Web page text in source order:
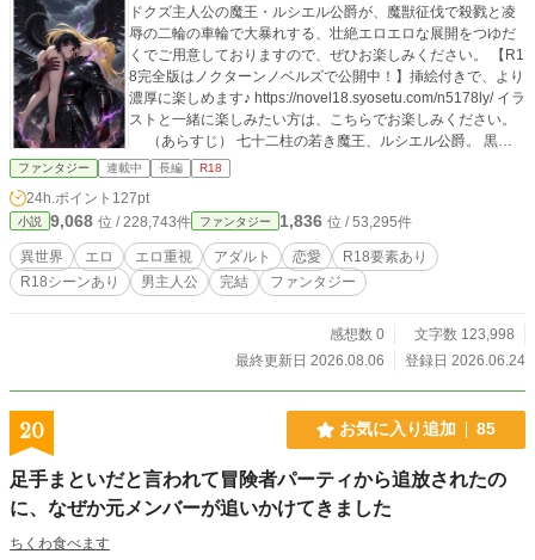
ドクズ主人公の魔王・ルシエル公爵が、魔獣征伐で殺戮と凌
辱の二輪の車輪で大暴れする、壮絶エロエロな展開をつゆだ
くでご用意しておりますので、ぜひお楽しみください。 【R1
8完全版はノクターンノベルズで公開中！】挿絵付きで、より
濃厚に楽しめます♪ https://novel18.syosetu.com/n5178ly/ イラ
ストと一緒に楽しみたい方は、こちらでお楽しみください。
（あらすじ） 七十二柱の若き魔王、ルシエル公爵。 黒き
貴公子、ついに戦場へ――。 帝位継承を賭けた大いなる示威
として、サタン帝王の嫡子アスモデール殿下は、辺境魔獣の
一斉討伐を打ち出す。 その大将のもと、家門をあげて出陣し
たルシエルは、愛する人間の妻リーザを公爵邸に残し、血と
殺戮の渦巻く戦場へ身を投じる。 高位魔術を駆使し、前衛突
撃隊を率いて進軍する若き魔王。 魔獣の群れを圧倒し、戦場
に君臨するルシエルを待っていたのは、ただの殺戮だけでは
を思うさまにを犯し、孕ませ、繁殖奴隷に変える快楽に溺れ
た女王すらも、自らの支配と欲望の檻へ呑み込もうとするル
シエル。 一方、公爵邸に残された愛妻リーザは、不在の夫の
ファンタジー 連載中 長編 R18
24h.ポイント 127pt
小説 9,068 位 / 228,743件 ファンタジー 1,836 位 / 53,295件
異世界 エロ エロ重視 アダルト 恋愛
R18要素あり
R18シーンあり
男主人公 完結 ファンタジー
感想数 0
文字数 123,998
最終更新日 2026.08.06
登録日 2026.06.24
20 お気に入り追加 85
足手まといだと言われて冒険者パーティから追放されたの
に、なぜか元メンバーが追いかけてきました
ちくわ食べます